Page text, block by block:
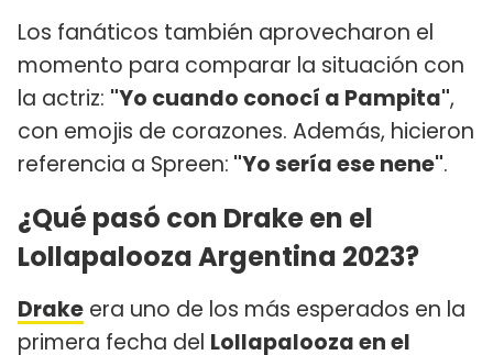
Los fanáticos también aprovecharon el
momento para comparar la situación con
la actriz: "Yo cuando conocí a Pampita",
con emojis de corazones. Además, hicieron
referencia a Spreen: "Yo sería ese nene".
¿Qué pasó con Drake en el
Lollapalooza Argentina 2023?
Drake era uno de los más esperados en la
primera fecha del Lollapalooza en el